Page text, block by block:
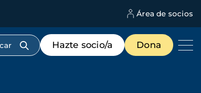
Área de socios
Menú
de
destacados
Hazte socio/a Dona